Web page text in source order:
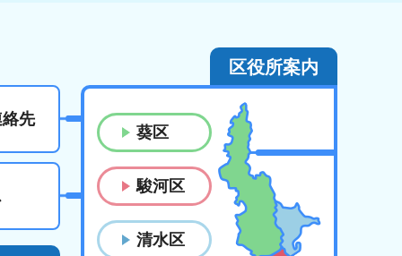
先
区役所案内
葵区
駿河区
清水区